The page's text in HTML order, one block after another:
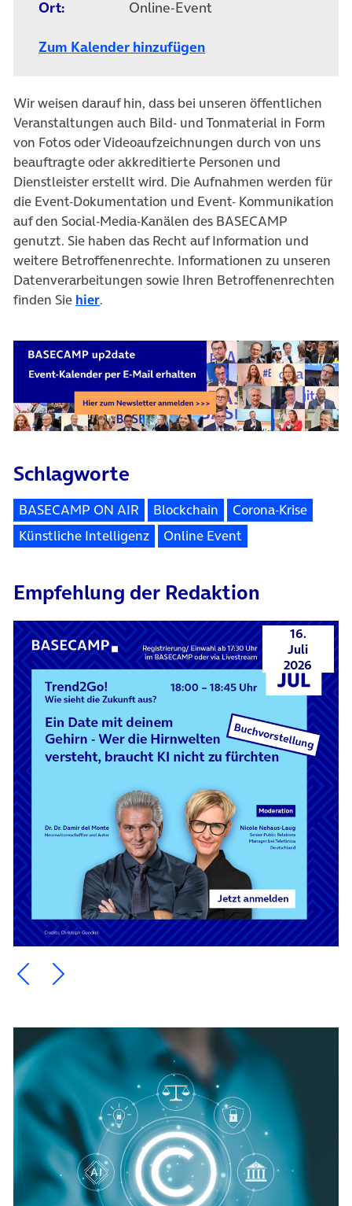
Ort: Online-Event
Zum Kalender hinzufügen
Wir weisen darauf hin, dass bei unseren öffentlichen
Veranstaltungen auch Bild- und Tonmaterial in Form
von Fotos oder Videoaufzeichnungen durch von uns
beauftragte oder akkreditierte Personen und
Dienstleister erstellt wird. Die Aufnahmen werden für
die Event-Dokumentation und Event- Kommunikation
auf den Social-Media-Kanälen des BASECAMP
genutzt. Sie haben das Recht auf Information und
weitere Betroffenenrechte. Informationen zu unseren
Datenverarbeitungen sowie Ihren Betroffenenrechten
finden Sie hier.
Schlagworte
BASECAMP ON AIR Blockchain
Corona-Krise
Künstliche Intelligenz
Online Event
Empfehlung der Redaktion
16.
Juli
2026
Ein Element zurück blättern
Ein Element weiter blättern